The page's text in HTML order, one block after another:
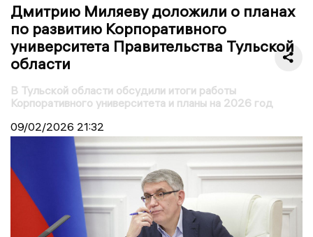
Дмитрию Миляеву доложили о планах
по развитию Корпоративного
университета Правительства Тульской
области
В Тульской области обсудили итоги работы
Корпоративного университета и планы на 2026 год
09/02/2026 21:32